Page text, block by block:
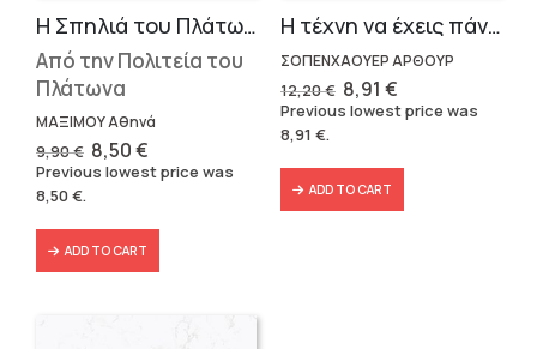
Η Σπηλιά του Πλάτωνα
Από την Πολιτεία του
Πλάτωνα
ΜΑΞΙΜΟΥ Αθηνά
9,90€ Original
price
was:
8,50€Current
price
is:
Previous lowest price was
8,50€.
ADD TO CART
Η τέχνη να έχεις πάντα δίκαιο
ΣΟΠΕΝΧΑΟΥΕΡ ΑΡΘΟΥΡ
12,20€ Original
price
was:
8,91 €Current
price
is:
Previous lowest price was
8,91 €.
ADD TO CART